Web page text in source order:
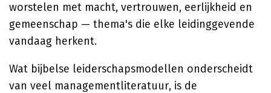
worstelen met macht, vertrouwen, eerlijkheid en
gemeenschap — thema's die elke leidinggevende
vandaag herkent.
Wat bijbelse leiderschapsmodellen onderscheidt
van veel managementliteratuur, is de